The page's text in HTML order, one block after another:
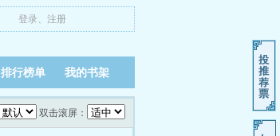
登录、 注册
排行榜单 我的书架
双击滚屏：